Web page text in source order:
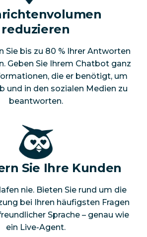
reduzieren
Sie bis zu 80 % Ihrer Antworten
Geben Sie Ihrem Chatbot ganz
die er benötigt, um
und in den sozialen Medien zu
beantworten.
Sie Ihre Kunden
nie. Bieten Sie rund um die
bei Ihren häufigsten Fragen
Sprache – genau wie
ein Live-Agent.